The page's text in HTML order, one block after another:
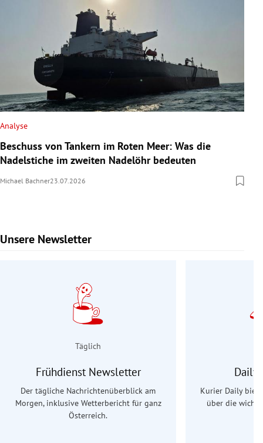
Analyse
Beschuss von Tankern im Roten Meer: Was die
Nadelstiche im zweiten Nadelöhr bedeuten
Michael Bachner23.07.2026
Unsere Newsletter
Slide 1 von 9
Täglich
Frühdienst Newsletter
Der tägliche Nachrichtenüberblick am
Morgen, inklusive Wetterbericht für ganz
Österreich.
Daily
Kurier Daily
über die